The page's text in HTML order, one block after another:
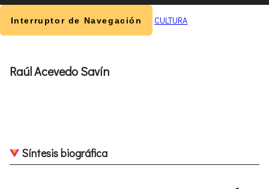
Interruptor de Navegación CULTURA
Raúl Acevedo Savín
Síntesis biográfica